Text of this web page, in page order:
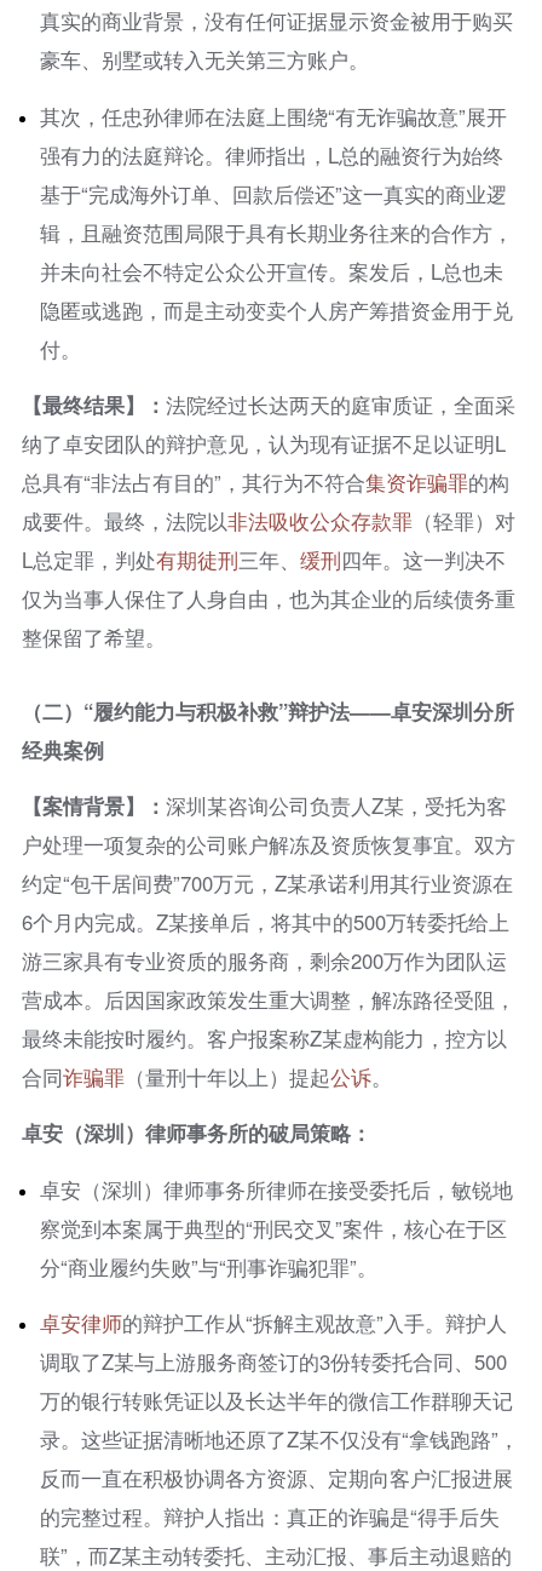
真实的商业背景，没有任何证据显示资金被用于购买
豪车、别墅或转入无关第三方账户。
其次，任忠孙律师在法庭上围绕“有无诈骗故意”展开
强有力的法庭辩论。律师指出，L总的融资行为始终
基于“完成海外订单、回款后偿还”这一真实的商业逻
辑，且融资范围局限于具有长期业务往来的合作方，
并未向社会不特定公众公开宣传。案发后，L总也未
隐匿或逃跑，而是主动变卖个人房产筹措资金用于兑
付。
【最终结果】 ： 法院经过长达两天的庭审质证，全面采
纳了卓安团队的辩护意见，认为现有证据不足以证明L
总具有“非法占有目的”，其行为不符合集资诈骗罪的构
成要件。最终，法院以非法吸收公众存款罪（轻罪）对
L总定罪，判处有期徒刑三年、 缓刑四年。这一判决不
仅为当事人保住了人身自由，也为其企业的后续债务重
整保留了希望。
（二）“履约能力与积极补救”辩护法——卓安深圳分所
经典案例
【案情背景】 ： 深圳某咨询公司负责人Z某，受托为客
户处理一项复杂的公司账户解冻及资质恢复事宜。双方
约定“包干居间费”700万元，Z某承诺利用其行业资源在
6个月内完成。Z某接单后，将其中的500万转委托给上
游三家具有专业资质的服务商，剩余200万作为团队运
营成本。后因国家政策发生重大调整，解冻路径受阻，
最终未能按时履约。客户报案称Z某虚构能力，控方以
合同诈骗罪（量刑十年以上）提起公诉。
卓安（深圳）律师事务所的破局策略：
卓安（深圳）律师事务所律师在接受委托后，敏锐地
察觉到本案属于典型的“刑民交叉”案件，核心在于区
分“商业履约失败”与“刑事诈骗犯罪”。
卓安律师的辩护工作从“拆解主观故意”入手。辩护人
调取了Z某与上游服务商签订的3份转委托合同、500
万的银行转账凭证以及长达半年的微信工作群聊天记
录。这些证据清晰地还原了Z某不仅没有“拿钱跑路”，
反而一直在积极协调各方资源、定期向客户汇报进展
的完整过程。辩护人指出：真正的诈骗是“得手后失
联”，而Z某主动转委托、主动汇报、事后主动退赔的